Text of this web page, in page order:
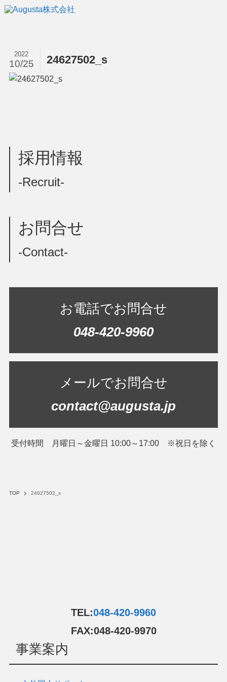
24627502_s
2022
10/25
採用情報
-Recruit-
お問合せ
-Contact-
お電話でお問合せ
048-420-9960
メールでお問合せ
contact@augusta.jp
受付時間 月曜日～金曜日 10:00～17:00 ※祝日を除く
TOP 24627502_s
TEL:048-420-9960
FAX:048-420-9970
事業案内